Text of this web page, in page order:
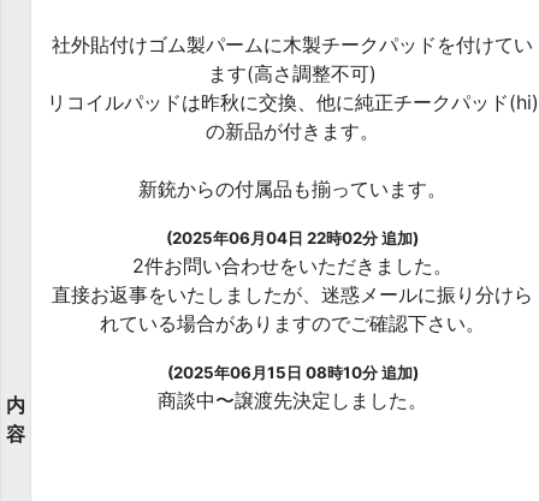
内
容
社外貼付けゴム製パームに木製チークパッドを付けてい
ます(高さ調整不可)
リコイルパッドは昨秋に交換、他に純正チークパッド(hi)
の新品が付きます。
新銃からの付属品も揃っています。
(2025年06月04日 22時02分 追加)
2件お問い合わせをいただきました。
直接お返事をいたしましたが、迷惑メールに振り分けら
れている場合がありますのでご確認下さい。
(2025年06月15日 08時10分 追加)
商談中〜譲渡先決定しました。